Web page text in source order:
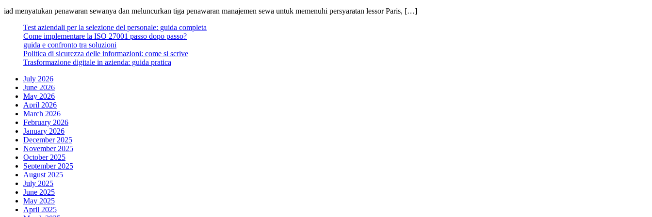
iad menyatukan penawaran sewanya dan meluncurkan tiga penawaran manajemen sewa untuk memenuhi persyaratan lessor Paris, […]
Test aziendali per la selezione del personale: guida completa
Come implementare la ISO 27001 passo dopo passo?
guida e confronto tra soluzioni
Politica di sicurezza delle informazioni: come si scrive
Trasformazione digitale in azienda: guida pratica
July 2026
June 2026
May 2026
April 2026
March 2026
February 2026
January 2026
December 2025
November 2025
October 2025
September 2025
August 2025
July 2025
June 2025
May 2025
April 2025